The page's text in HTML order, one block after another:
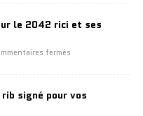
le 2042 rici et ses
fermés
signé pour vos